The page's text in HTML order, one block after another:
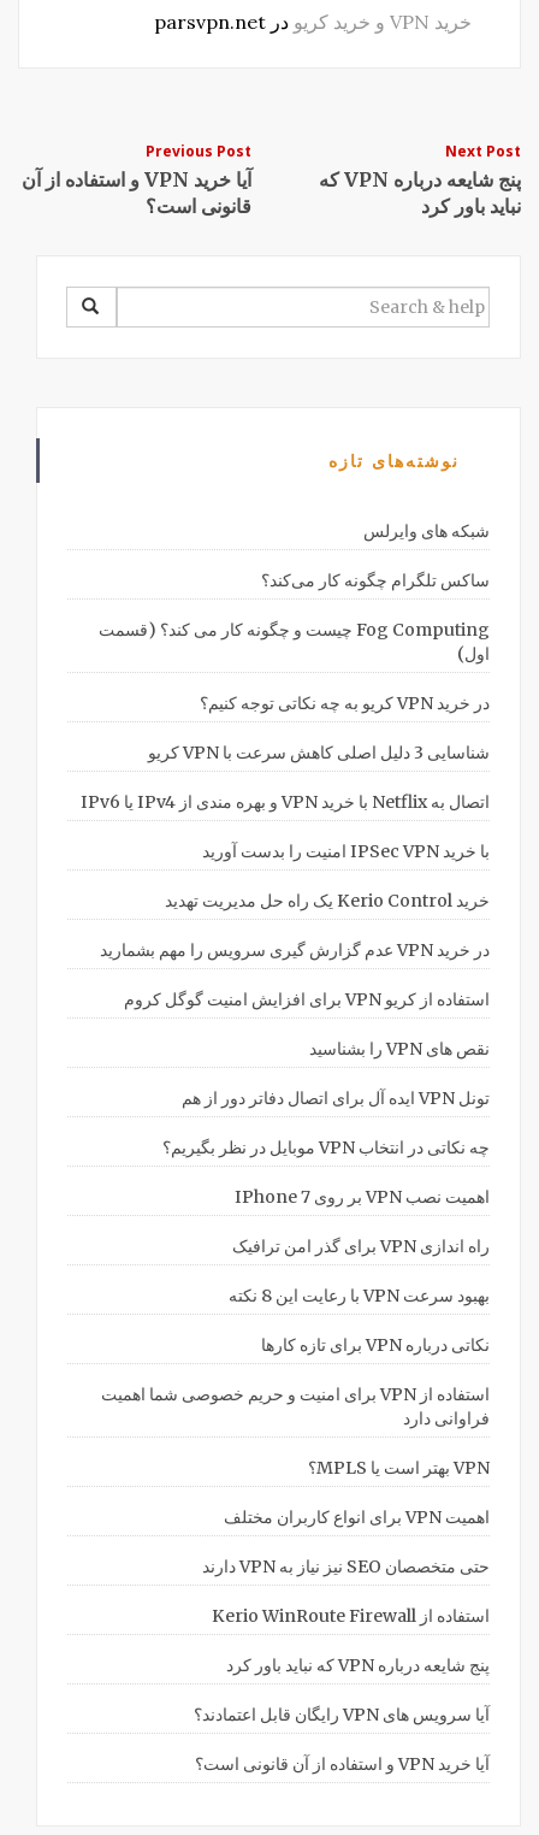
خرید VPN و خرید کریو در parsvpn.net
Post
navigation
Previous Post
آیا خرید VPN و استفاده از آن
قانونی است؟
Next Post
پنج شایعه درباره VPN که
نباید باور کرد
SEARCH
FOR:
نوشته‌های تازه
شبکه های وایرلس
ساکس تلگرام چگونه کار می‌کند؟
Fog Computing چیست و چگونه کار می کند؟ (قسمت
اول)
در خرید VPN کریو به چه نکاتی توجه کنیم؟
شناسایی 3 دلیل اصلی کاهش سرعت با VPN کریو
اتصال به Netflix با خرید VPN و بهره مندی از IPv4 یا IPv6
با خرید IPSec VPN امنیت را بدست آورید
خرید Kerio Control یک راه حل مدیریت تهدید
در خرید VPN عدم گزارش گیری سرویس را مهم بشمارید
استفاده از کریو VPN برای افزایش امنیت گوگل کروم
نقص های VPN را بشناسید
تونل VPN ایده آل برای اتصال دفاتر دور از هم
چه نکاتی در انتخاب VPN موبایل در نظر بگیریم؟
اهمیت نصب VPN بر روی IPhone 7
راه اندازی VPN برای گذر امن ترافیک
بهبود سرعت VPN با رعایت این 8 نکته
نکاتی درباره VPN برای تازه کارها
استفاده از VPN برای امنیت و حریم خصوصی شما اهمیت
فراوانی دارد
VPN بهتر است یا MPLS؟
اهمیت VPN برای انواع کاربران مختلف
حتی متخصصان SEO نیز نیاز به VPN دارند
استفاده از Kerio WinRoute Firewall
پنج شایعه درباره VPN که نباید باور کرد
آیا سرویس های VPN رایگان قابل اعتمادند؟
آیا خرید VPN و استفاده از آن قانونی است؟